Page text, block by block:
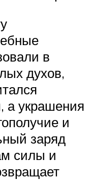
в
духов,
а украшения
и
заряд
силы и